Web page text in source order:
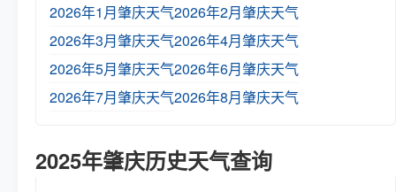
2026年1月肇庆天气2026年2月肇庆天气
2026年3月肇庆天气2026年4月肇庆天气
2026年5月肇庆天气2026年6月肇庆天气
2026年7月肇庆天气2026年8月肇庆天气
2025年肇庆历史天气查询